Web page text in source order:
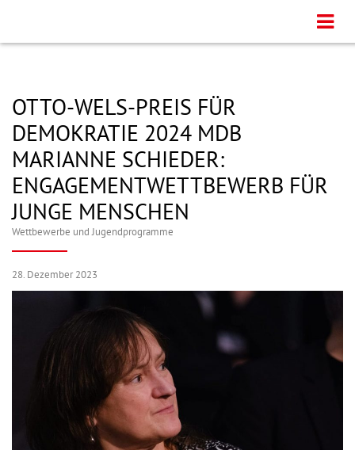
OTTO-WELS-PREIS FÜR
DEMOKRATIE 2024 MDB
MARIANNE SCHIEDER:
ENGAGEMENTWETTBEWERB FÜR
JUNGE MENSCHEN
Wettbewerbe und Jugendprogramme
28. Dezember 2023